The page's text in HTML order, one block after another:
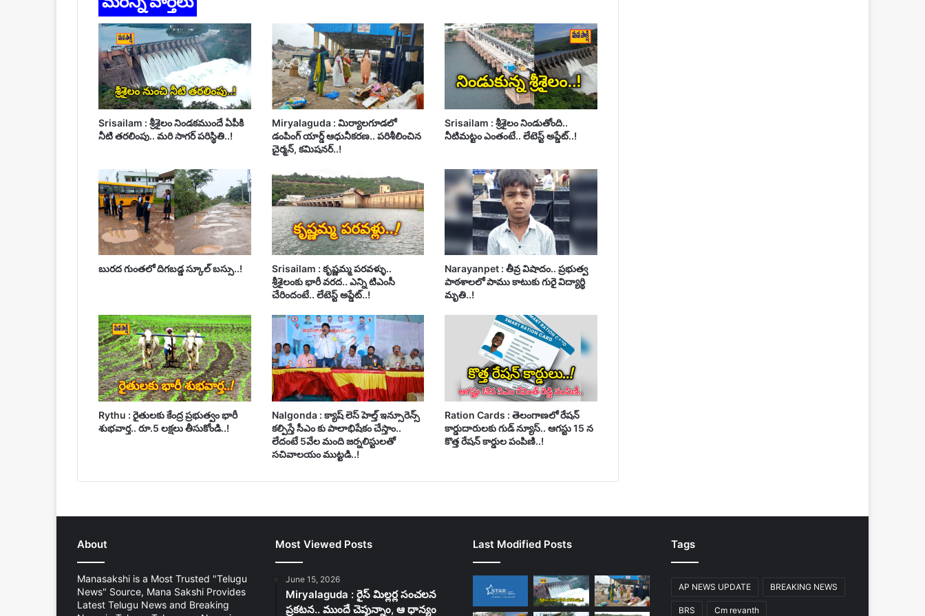
Srisailam : శ్రీశైలం నిండకముందే ఏపీకి
నీటి తరలింపు.. మరి సాగర్ పరిస్థితి..!
Miryalaguda : మిర్యాలగూడలో
డంపింగ్ యార్డ్ ఆధునీకరణ.. పరిశీలించిన
చైర్మన్, కమిషనర్..!
Srisailam : శ్రీశైలం నిండుతోంది..
నీటిమట్టం ఎంతంటే.. లేటెస్ట్ అప్డేట్..!
బురద గుంతలో దిగబడ్డ స్కూల్ బస్సు..!
Srisailam : కృష్ణమ్మ పరవళ్ళు..
శ్రీశైలంకు భారీ వరద.. ఎన్ని టిఎంసీ
చేరిందంటే.. లేటెస్ట్ అప్డేట్..!
Narayanpet : తీవ్ర విషాదం.. ప్రభుత్వ
పాఠశాలలో పాము కాటుకు గురై విద్యార్థి
మృతి..!
Rythu : రైతులకు కేంద్ర ప్రభుత్వం భారీ
శుభవార్త.. రూ.5 లక్షలు తీసుకోండి..!
Nalgonda : క్యాష్ లెస్ హెల్త్ ఇన్సూరెన్స్
కల్పిస్తే సీఎం కు పాలాభిషేకం చేస్తాం..
లేదంటే 5వేల మంది జర్నలిస్టులతో
సచివాలయం ముట్టడి..!
Ration Cards : తెలంగాణలో రేషన్
కార్డుదారులకు గుడ్ న్యూస్.. ఆగస్టు 15 న
కొత్త రేషన్ కార్డుల పంపిణి..!
About
Manasakshi is a Most Trusted "Telugu
News" Source, Mana Sakshi Provides
Latest Telugu News and Breaking
Most Viewed Posts
June 15, 2026
Miryalaguda : రైస్ మిల్లర్ల సంచలన
ప్రకటన.. ముందే చెప్తున్నాం, ఆ ధాన్యం
Last Modified Posts Tags
AP NEWS UPDATE BREAKING NEWS
BRS Cm revanth